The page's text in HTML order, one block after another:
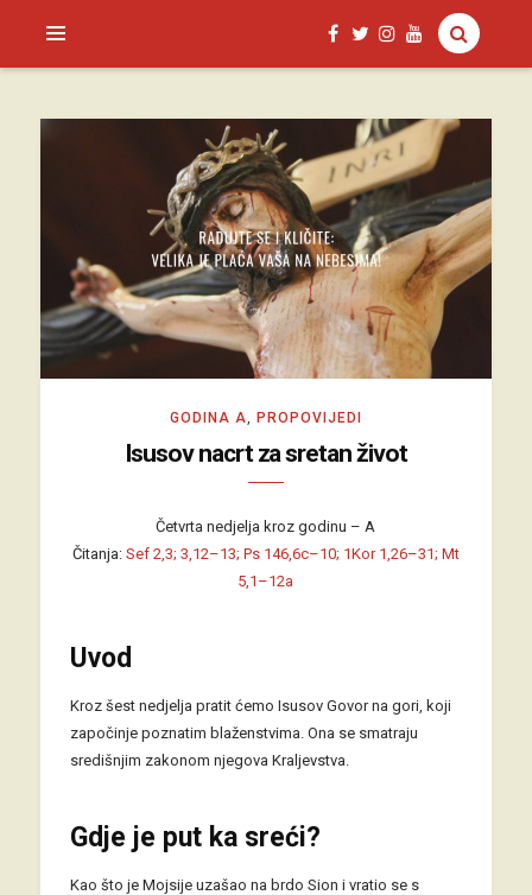
SAGUD.XYZ
GODINA A PROPOVIJEDI
Isusov nacrt za sretan život
Četvrta nedjelja kroz godinu – A
Čitanja: Sef 2,3; 3,12–13; Ps 146,6c–10; 1Kor 1,26–31; Mt
5,1–12a
Uvod
Kroz šest nedjelja pratit ćemo Isusov Govor na gori, koji
započinje poznatim blaženstvima. Ona se smatraju
središnjim zakonom njegova Kraljevstva.
Gdje je put ka sreći?
Kao što je Mojsije uzašao na brdo Sion i vratio se s